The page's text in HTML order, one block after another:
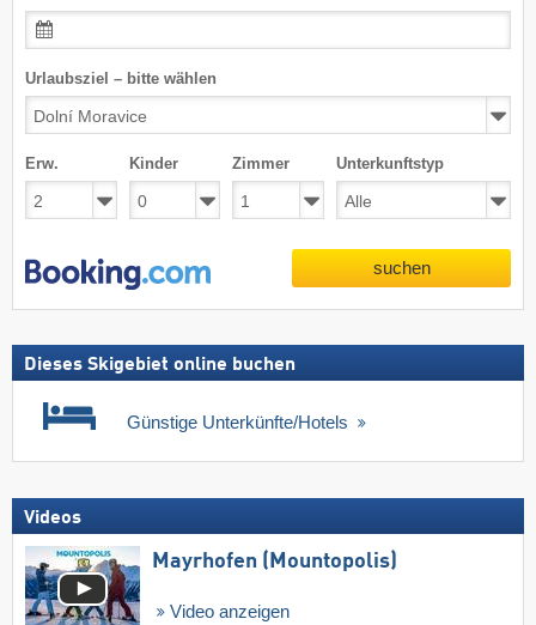
Urlaubsziel – bitte wählen
Erw. Kinder Zimmer Unterkunftstyp
suchen
Dieses Skigebiet online buchen
Günstige Unterkünfte/Hotels
Videos
Mayrhofen (Mountopolis)
Video anzeigen